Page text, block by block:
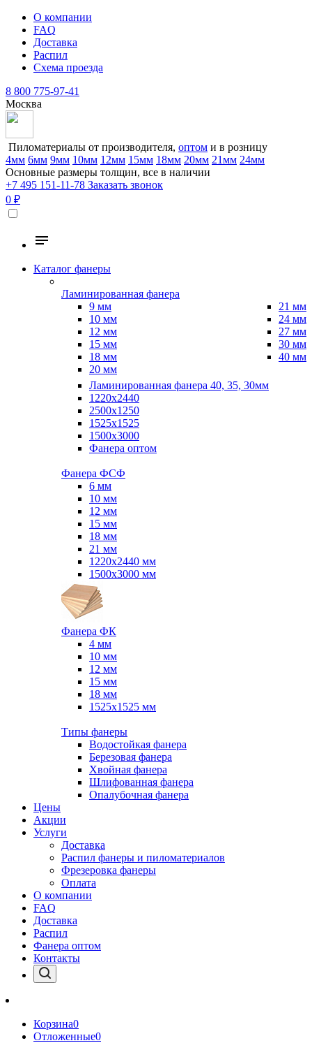
О компании
FAQ
Доставка
Распил
Схема проезда
8 800 775-97-41
Москва
Пиломатериалы от производителя, оптом и в розницу
4мм 6мм 9мм 10мм 12мм 15мм 18мм 20мм 21мм 24мм
Основные размеры толщин, все в наличии
+7 495 151-11-78 Заказать звонок
0 ₽
Каталог фанеры
Ламинированная фанера
9 мм
10 мм
12 мм
15 мм
18 мм
20 мм
21 мм
24 мм
27 мм
30 мм
40 мм
Ламинированная фанера 40, 35, 30мм
1220x2440
2500x1250
1525x1525
1500x3000
Фанера оптом
Фанера ФСФ
6 мм
10 мм
12 мм
15 мм
18 мм
21 мм
1220х2440 мм
1500х3000 мм
Фанера ФК
4 мм
10 мм
12 мм
15 мм
18 мм
1525х1525 мм
Типы фанеры
Водостойкая фанера
Березовая фанера
Хвойная фанера
Шлифованная фанера
Опалубочная фанера
Цены
Акции
Услуги
Доставка
Распил фанеры и пиломатериалов
Фрезеровка фанеры
Оплата
О компании
FAQ
Доставка
Распил
Фанера оптом
Контакты
Корзина0
Отложенные0